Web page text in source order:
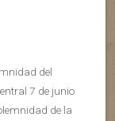
del
7 de junio
de la